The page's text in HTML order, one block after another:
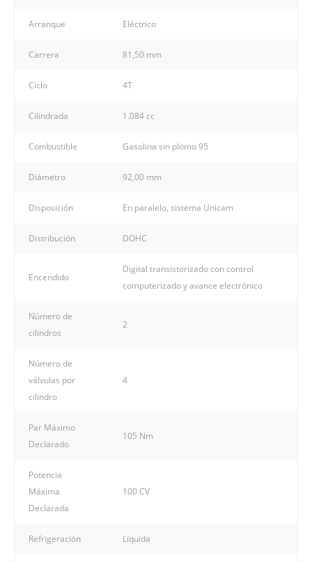
Arranque Eléctrico
Carrera 81,50 mm
Ciclo 4T
Cilindrada 1.084 cc
Combustible Gasolina sin plomo 95
Diámetro 92,00 mm
Disposición En paralelo, sistema Unicam
Distribución DOHC
Encendido
Digital transistorizado con control
computerizado y avance electrónico
Número de
cilindros
2
Número de
válvulas por
cilindro
4
Par Máximo
Declarado
105 Nm
Potencia
Máxima
Declarada
100 CV
Refrigeración Líquida